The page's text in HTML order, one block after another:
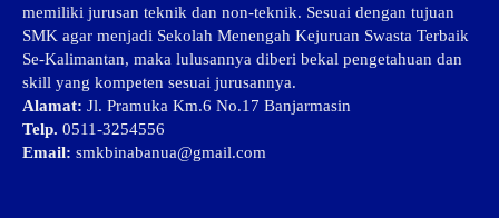
memiliki jurusan teknik dan non-teknik. Sesuai dengan tujuan
SMK agar menjadi Sekolah Menengah Kejuruan Swasta Terbaik
Se-Kalimantan, maka lulusannya diberi bekal pengetahuan dan
skill yang kompeten sesuai jurusannya.
Alamat: Jl. Pramuka Km.6 No.17 Banjarmasin
Telp. 0511-3254556
Email: smkbinabanua@gmail.com